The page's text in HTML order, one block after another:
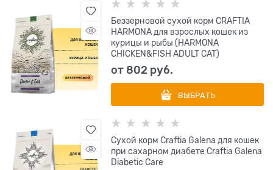
Беззерновой сухой корм CRAFTIA
HARMONA для взрослых кошек из
курицы и рыбы (HARMONA
CHICKEN&FISH ADULT CAT)
от 802 руб.
ВЫБРАТЬ
Сухой корм Craftia Galena для кошек
при сахарном диабете Craftia Galena
Diabetic Сare